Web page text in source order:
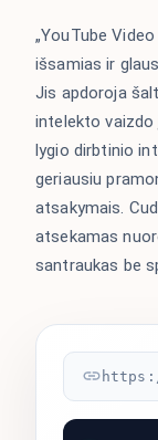
„YouTube
išsamias ir
Jis apdoroja
intelekto vaizdo
lygio dirbtinio
geriausiu
atsakymais.
atsekamas
santraukas be